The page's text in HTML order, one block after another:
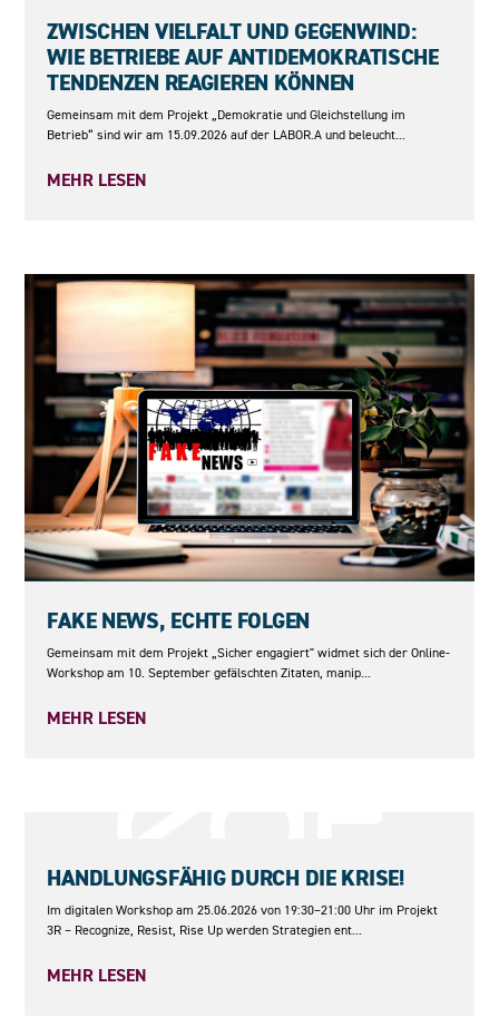
ZWISCHEN VIELFALT UND GEGENWIND:
WIE BETRIEBE AUF ANTIDEMOKRATISCHE
TENDENZEN REAGIEREN KÖNNEN
Gemeinsam mit dem Projekt „Demokratie und Gleichstellung im
Betrieb“ sind wir am 15.09.2026 auf der LABOR.A und beleucht...
MEHR LESEN
FAKE NEWS, ECHTE FOLGEN
Gemeinsam mit dem Projekt „Sicher engagiert" widmet sich der Online-
Workshop am 10. September gefälschten Zitaten, manip...
MEHR LESEN
HANDLUNGSFÄHIG DURCH DIE KRISE!
Im digitalen Workshop am 25.06.2026 von 19:30–21:00 Uhr im Projekt
3R – Recognize, Resist, Rise Up werden Strategien ent...
MEHR LESEN